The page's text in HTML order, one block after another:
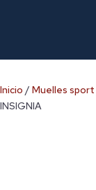
Inicio / Muelles sport
INSIGNIA